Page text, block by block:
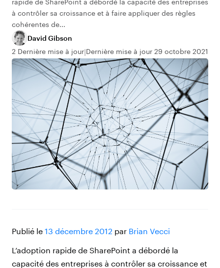
rapide de SharePoint a débordé la capacité des entreprises
à contrôler sa croissance et à faire appliquer des règles
cohérentes de...
David Gibson
2 Dernière mise à jour Dernière mise à jour 29 octobre 2021
Publié le 13 décembre 2012 par Brian Vecci
L’adoption rapide de SharePoint a débordé la
capacité des entreprises à contrôler sa croissance et